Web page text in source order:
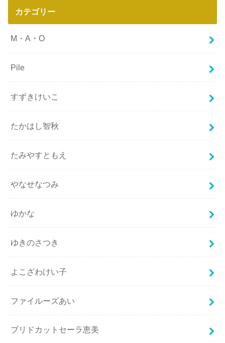
カテゴリー
M・A・O
Pile
すずきけいこ
たかはし智秋
たみやすともえ
やなせなつみ
ゆかな
ゆきのさつき
よこざわけい子
ファイルーズあい
ブリドカットセーラ恵美